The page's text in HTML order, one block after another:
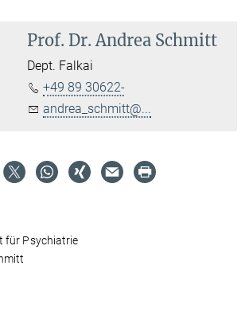
Prof. Dr. Andrea Schmitt
Dept. Falkai
+49 89 30622-
andrea_schmitt@...
für Psychiatrie